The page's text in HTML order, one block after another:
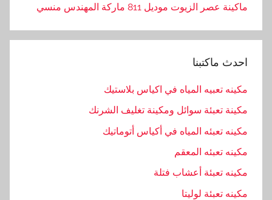
ماكينة عصر الزيوت موديل 811 ماركة المهندس منسي
احدث ماكتبنا
مكينه تعبيه المياه في اكياس بلاستيك
مكينة تعبئة سوائل ومكينة تغليف الشرنك
مكينه تعبئه المياه في أكياس أتوماتيك
مكينه تعبئه المعقم
مكينه تعبئة أعشاب فتلة
مكينه تعبئة لوليتا